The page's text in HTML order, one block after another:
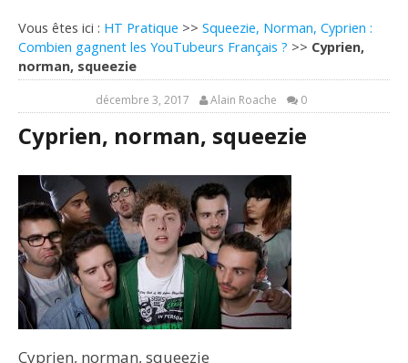
Vous êtes ici : HT Pratique >> Squeezie, Norman, Cyprien :
Combien gagnent les YouTubeurs Français ? >> Cyprien,
norman, squeezie
décembre 3, 2017 Alain Roache 0
Cyprien, norman, squeezie
Cyprien, norman, squeezie